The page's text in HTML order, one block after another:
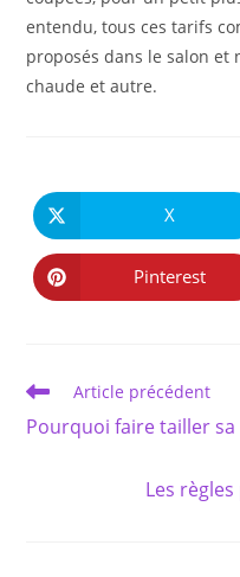
entendu, tous ces tarifs
proposés dans le salon et
chaude et autre.
Ouvrir
dans
une
autre
fenêtre
X
Ouvrir
dans
Pinterest
Read
articles
Article précédent
Pourquoi faire tailler
Les